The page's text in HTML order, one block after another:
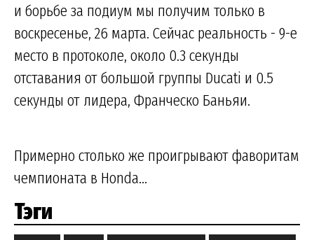
и борьбе за подиум мы получим только в
воскресенье, 26 марта. Сейчас реальность - 9-е
место в протоколе, около 0.3 секунды
отставания от большой группы Ducati и 0.5
секунды от лидера, Франческо Баньяи.
Примерно столько же проигрывают фаворитам
чемпионата в Honda...
Тэги